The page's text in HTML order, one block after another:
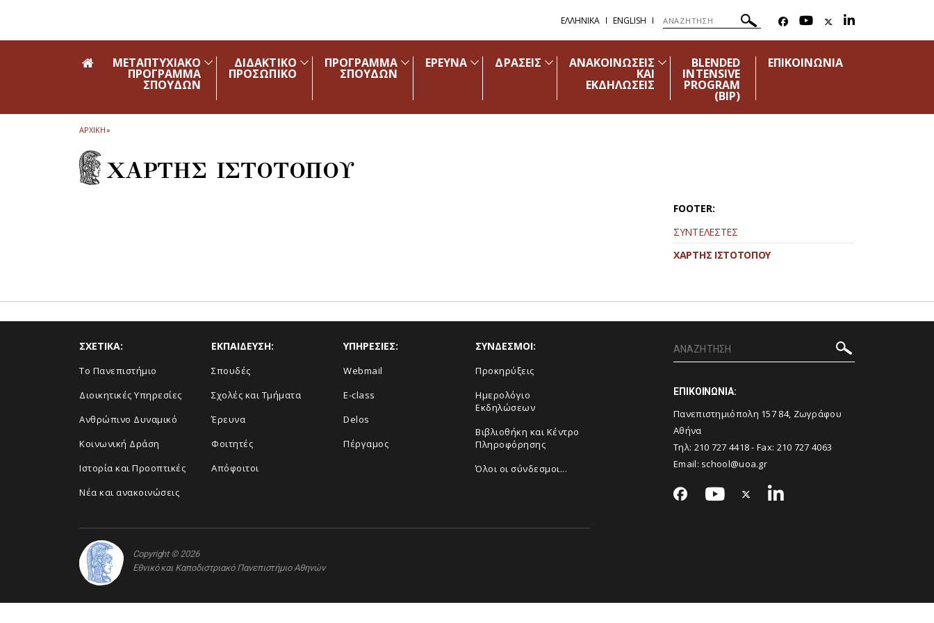
ΕΛΛΗΝΙΚΑ ENGLISH
ΜΕΤΑΠΤΥΧΙΑΚΟ
ΠΡΟΓΡΑΜΜΑ
ΣΠΟΥΔΩΝ
ΔΙΔΑΚΤΙΚΟ
ΠΡΟΣΩΠΙΚΟ
ΠΡΟΓΡΑΜΜΑ
ΣΠΟΥΔΩΝ
ΕΡΕΥΝΑ ΔΡΑΣΕΙΣ ΑΝΑΚΟΙΝΩΣΕΙΣ
ΚΑΙ
ΕΚΔΗΛΩΣΕΙΣ
BLENDED
INTENSIVE
PROGRAM
(ΒΙΡ)
ΕΠΙΚΟΙΝΩΝΙΑ
ΑΡΧΙΚΗ»
ΧΑΡΤΗΣ ΙΣΤΟΤΟΠΟΥ
FOOTER:
ΣΥΝΤΕΛΕΣΤΕΣ
ΧΑΡΤΗΣ ΙΣΤΟΤΟΠΟΥ
ΣΧΕΤΙΚΑ:
Το Πανεπιστήμιο
Διοικητικές Υπηρεσίες
Ανθρώπινο Δυναμικό
Κοινωνική Δράση
Ιστορία και Προοπτικές
Νέα και ανακοινώσεις
ΕΚΠΑΙΔΕΥΣΗ:
Σπουδές
Σχολές και Τμήματα
Έρευνα
Φοιτητές
Απόφοιτοι
ΥΠΗΡΕΣΙΕΣ:
Webmail
E-class
Delos
Πέργαμος
ΣΥΝΔΕΣΜΟΙ:
Προκηρύξεις
Ημερολόγιο
Εκδηλώσεων
Βιβλιοθήκη και Κέντρο
Πληροφόρησης
Όλοι οι σύνδεσμοι...
ΕΠΙΚΟΙΝΩΝΙΑ:
Πανεπιστημιόπολη 157 84, Ζωγράφου
Αθήνα
Τηλ: 210 727 4418- Fax: 210 727 4063
Email: school@uoa.gr
Copyright © 2026
Εθνικό και Καποδιστριακό Πανεπιστήμιο Αθηνών